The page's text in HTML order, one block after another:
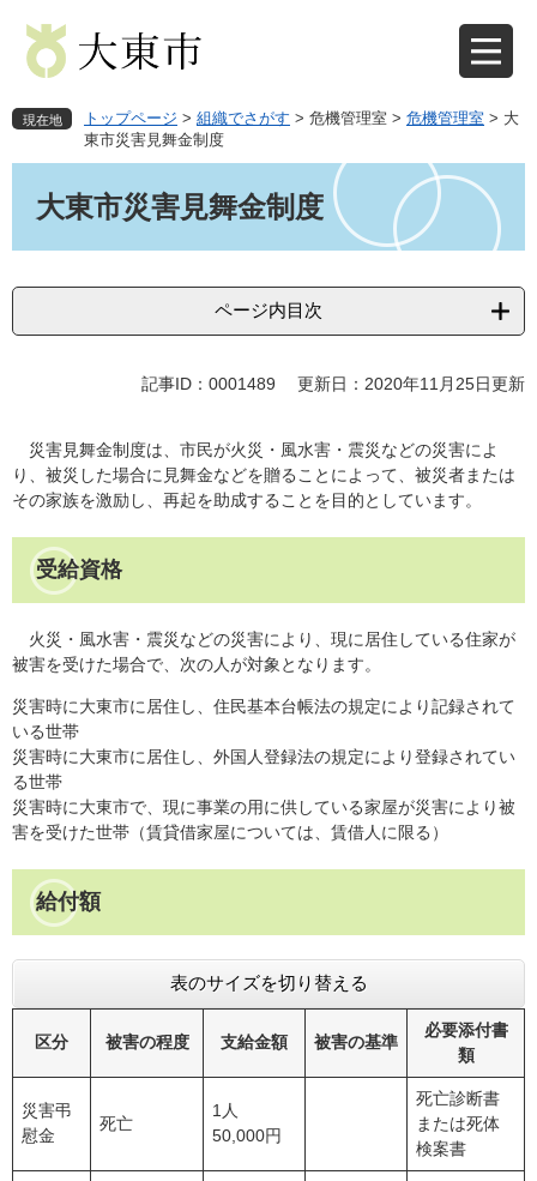
先
で
を
ば
へ
現在地 トップページ > 組織でさがす > 危機管理室 > 危機管理室 > 大
東市災害見舞金制度
大東市災害見舞金制度
ページ内目次
記事ID：0001489 更新日：2020年11月25日更新
災害見舞金制度は、市民が火災・風水害・震災などの災害によ
り、被災した場合に見舞金などを贈ることによって、被災者または
その家族を激励し、再起を助成することを目的としています。
受給資格
火災・風水害・震災などの災害により、現に居住している住家が
被害を受けた場合で、次の人が対象となります。
災害時に大東市に居住し、住民基本台帳法の規定により記録されて
いる世帯
災害時に大東市に居住し、外国人登録法の規定により登録されてい
る世帯
災害時に大東市で、現に事業の用に供している家屋が災害により被
害を受けた世帯（賃貸借家屋については、賃借人に限る）
給付額
表のサイズを切り替える
区分 被害の程度 支給金額 被害の基準
必要添付書
類
災害弔
慰金
死亡
1人
50,000円
死亡診断書
または死体
検案書